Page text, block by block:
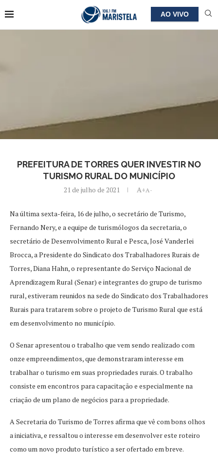
AO VIVO
PREFEITURA DE TORRES QUER INVESTIR NO
TURISMO RURAL DO MUNICÍPIO
21 de julho de 2021 A+A-
Na última sexta-feira, 16 de julho, o secretário de Turismo,
Fernando Nery, e a equipe de turismólogos da secretaria, o
secretário de Desenvolvimento Rural e Pesca, José Vanderlei
Brocca, a Presidente do Sindicato dos Trabalhadores Rurais de
Torres, Diana Hahn, o representante do Serviço Nacional de
Aprendizagem Rural (Senar) e integrantes do grupo de turismo
rural, estiveram reunidos na sede do Sindicato dos Trabalhadores
Rurais para tratarem sobre o projeto de Turismo Rural que está
em desenvolvimento no município.
O Senar apresentou o trabalho que vem sendo realizado com
onze empreendimentos, que demonstraram interesse em
trabalhar o turismo em suas propriedades rurais. O trabalho
consiste em encontros para capacitação e especialmente na
criação de um plano de negócios para a propriedade.
A Secretaria do Turismo de Torres afirma que vê com bons olhos
a iniciativa, e ressaltou o interesse em desenvolver este roteiro
como um novo produto turístico a ser ofertado em breve.